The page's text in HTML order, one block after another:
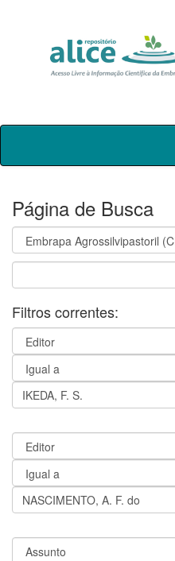
Skip
Página de Busca
Filtros correntes: